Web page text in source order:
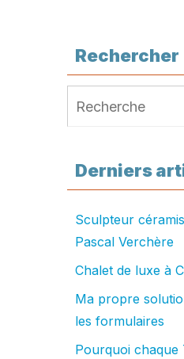
Rechercher
Derniers
Sculpteur
Pascal Verchère
Chalet de luxe à
Ma propre
les formulaires
Pourquoi chaque